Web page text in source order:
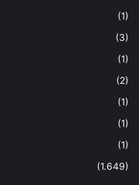
(1)
(3)
(1)
(2)
(1)
(1)
(1)
(1.649)